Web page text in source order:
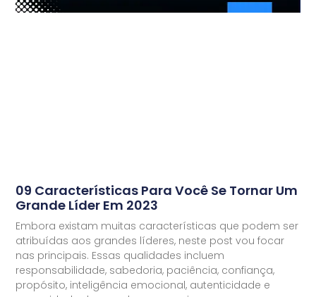
09 Características Para Você Se Tornar Um
Grande Líder Em 2023
Embora existam muitas características que podem ser
atribuídas aos grandes líderes, neste post vou focar
nas principais. Essas qualidades incluem
responsabilidade, sabedoria, paciência, confiança,
propósito, inteligência emocional, autenticidade e